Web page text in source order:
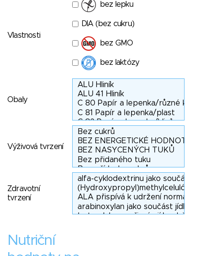
Vlastnosti
bez lepku
DIA (bez cukru)
bez GMO
bez laktózy
Obaly
Výživová tvrzení
Zdravotní
tvrzení
Nutriční